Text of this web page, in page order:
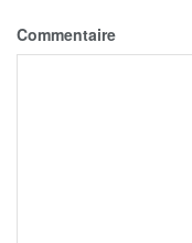
Commentaire